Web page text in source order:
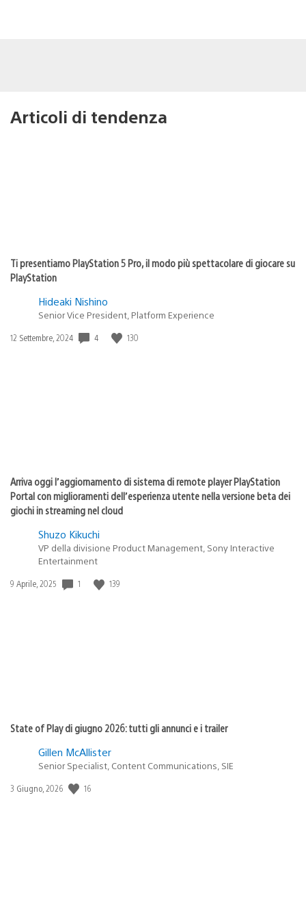
Articoli di tendenza
Ti presentiamo PlayStation 5 Pro, il modo più spettacolare di giocare su
PlayStation
Hideaki Nishino
Senior Vice President, Platform Experience
Data
12 Settembre, 2024 4 130
Arriva oggi l’aggiornamento di sistema di remote player PlayStation
Portal con miglioramenti dell’esperienza utente nella versione beta dei
giochi in streaming nel cloud
Shuzo Kikuchi
VP della divisione Product Management, Sony Interactive
Entertainment
Data
9 Aprile, 2025 1 139
State of Play di giugno 2026: tutti gli annunci e i trailer
Gillen McAllister
Senior Specialist, Content Communications, SIE
Data
3 Giugno, 2026 16